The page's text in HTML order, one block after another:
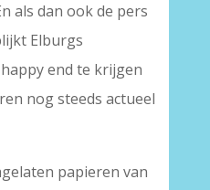
als dan ook de pers
Elburgs
end te krijgen
nog steeds actueel
papieren van